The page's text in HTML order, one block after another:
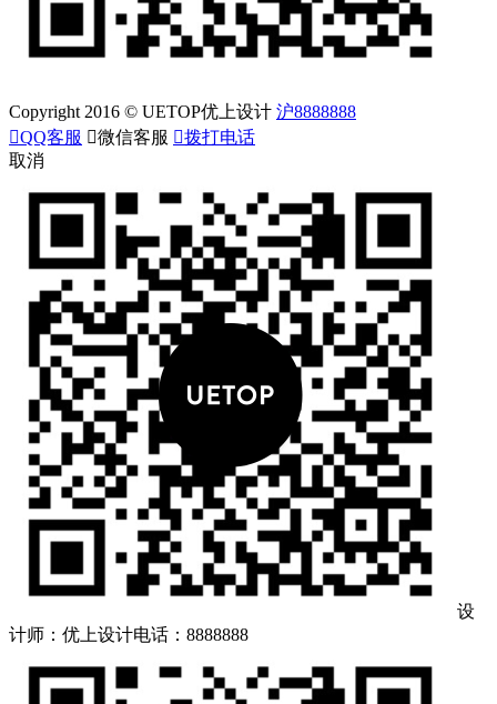
Copyright 2016 © UETOP优上设计 沪8888888
QQ客服 微信客服 拨打电话
取消
设
计师：优上设计电话：8888888